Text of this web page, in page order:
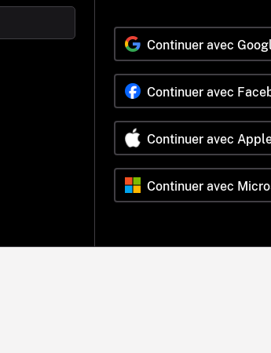
Continuer avec
Continuer avec
Continuer avec
Continuer avec